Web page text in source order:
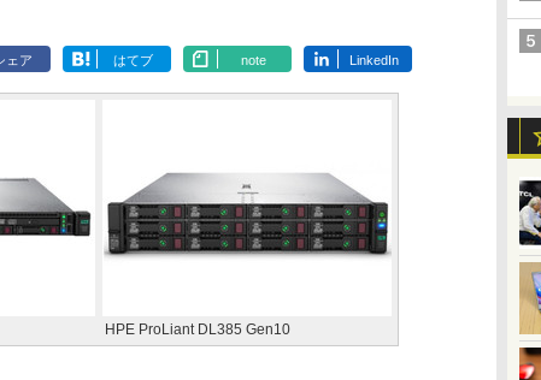
ェア はてブ note LinkedIn
HPE ProLiant DL385 Gen10